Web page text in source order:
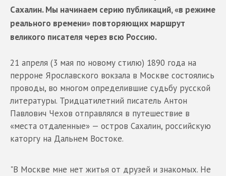
Сахалин. Мы начинаем серию публикаций, «в режиме
реального времени» повторяющих маршрут
великого писателя через всю Россию.
21 апреля (3 мая по новому стилю) 1890 года на
перроне Ярославского вокзала в Москве состоялись
проводы, во многом определившие судьбу русской
литературы. Тридцатилетний писатель Антон
Павлович Чехов отправлялся в путешествие в
«места отдаленные» — остров Сахалин, российскую
каторгу на Дальнем Востоке.
"В Москве мне нет житья от друзей и знакомых. Не